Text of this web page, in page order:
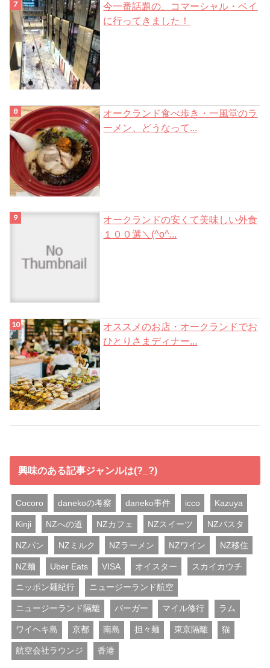
今一番話題の、コマーシャル・ベイ
に行ってきました！
オークランド食べ歩き・一風堂のラ
ーメン、どうなって...
オークランドの安くて美味しい外食
１００選＼(^o^...
オススメのお店・オークランドでお
ひとりさまディナー...
興味のある記事ジャンルは(?_?)
Cocoro danekoの考察 daneko事件 icco Kazuya
Kinji NZへの道 NZカフェ NZスイーツ NZパスタ
NZパン NZミルク NZラーメン NZワイン NZ移住
NZ麺 Uber Eats VISA オイスター スカイカウチ
ニッポン麺紀行 ニュージーランド航空
ニュージーランド隔離 バーガー マイル修行 ラム
ワイヘキ島 京都 南島 担々麺 東京隔離 猫
航空会社ラウンジ 香港